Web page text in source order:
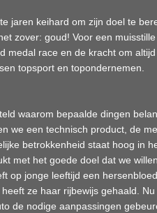
jaren keihard om zijn doel te
zover: goud! Voor een
medal race en de kracht om
topsport en topondernemen.
waarom bepaalde dingen
we een technisch product, de
betrokkenheid staat hoog in
met het goede doel dat we
op jonge leeftijd een
ze haar rijbewijs gehaald.
de nodige aanpassingen